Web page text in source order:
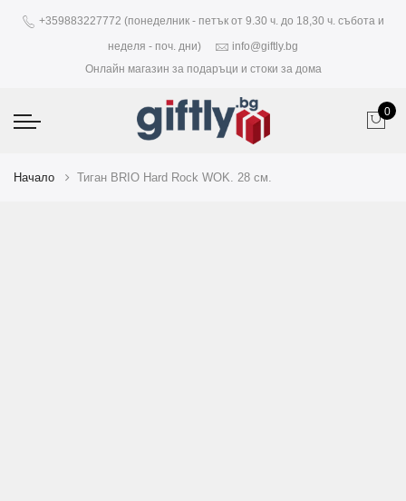
+359883227772 (понеделник - петък от 9.30 ч. до 18,30 ч. събота и
неделя - поч. дни)
info@giftly.bg
Онлайн магазин за подаръци и стоки за дома
0
Начало Тиган BRIO Hard Rock WOK. 28 см.